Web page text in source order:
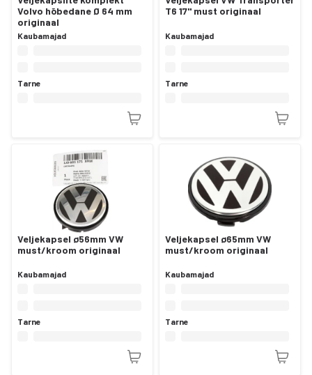
Volvo hõbedane Ø 64 mm
originaal
Kaubamajad
Tarne
T6 17'' must originaal
Kaubamajad
Tarne
Veljekapsel ø56mm VW
must/kroom originaal
Kaubamajad
Tarne
Veljekapsel ø65mm VW
must/kroom originaal
Kaubamajad
Tarne